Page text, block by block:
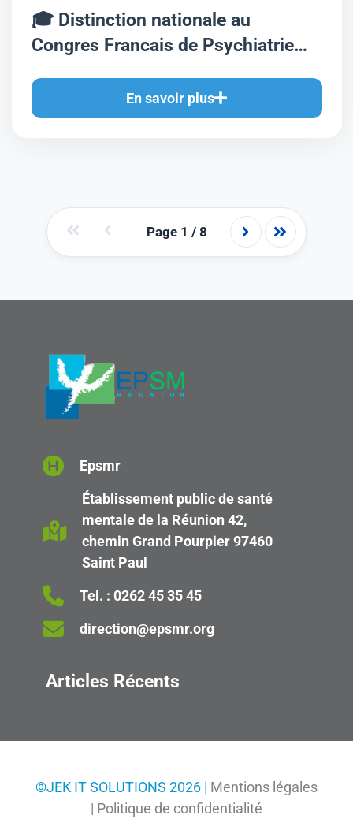
🎓 Distinction nationale au
Congres Francais de Psychiatrie
En savoir plus
Page 1 / 8
Epsmr
Établissement public de santé
mentale de la Réunion 42,
chemin Grand Pourpier 97460
Saint Paul
Tel. : 0262 45 35 45
direction@epsmr.org
Articles Récents
©JEK IT SOLUTIONS 2026 | Mentions légales
| Politique de confidentialité